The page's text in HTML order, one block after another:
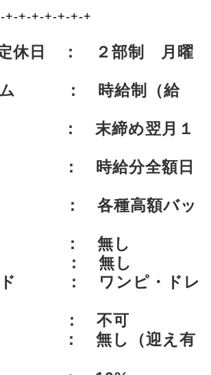
+-+-+-+-+-+-+
定休日 ： ２部制 月曜
ム ： 時給制（給
末締め翌月１
時給分全額日
各種高額バッ
： 無し
ィ ： 無し
ド ： ワンピ・ドレ
り ： 不可
無し（迎え有